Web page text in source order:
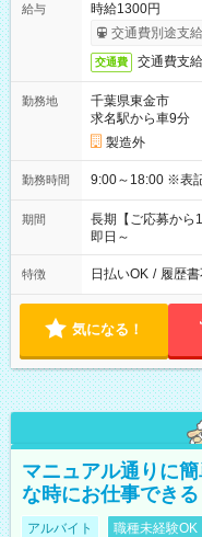
給与
時給1300円
交通費別途支
交通費 交通費支
勤務地
千葉県東金市
求名駅から車9分
製造外
勤務時間 9:00～
期間
長期【ご応募から
即日～
特徴 日払いOK / 履歴
気になる！
マニュアル通りに
な時にお仕事でき
アルバイト 職種未経験OK